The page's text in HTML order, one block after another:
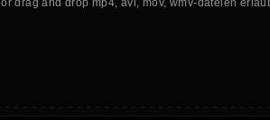
or drag and drop mp4, avi, mov, wmv-dateien